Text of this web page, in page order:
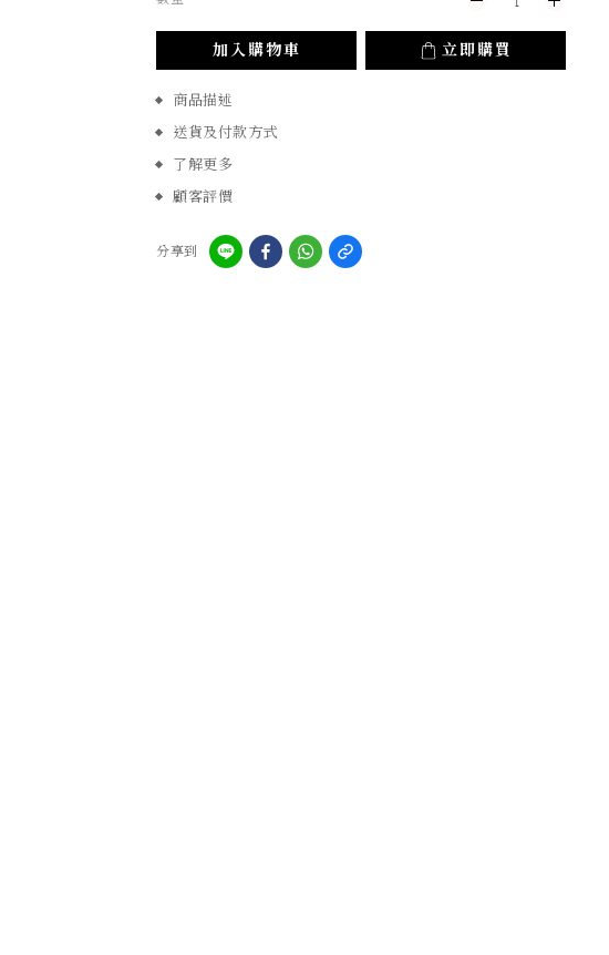
加入購物車 立即購買
商品描述
送貨及付款方式
了解更多
顧客評價
分享到